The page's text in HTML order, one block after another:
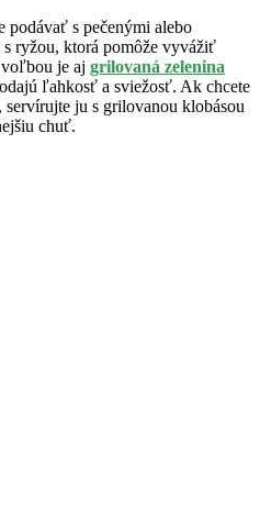
podávať s pečenými alebo
ryžou, ktorá pomôže vyvážiť
je aj grilovaná zelenina
ľahkosť a sviežosť. Ak chcete
ju s grilovanou klobásou
chuť.